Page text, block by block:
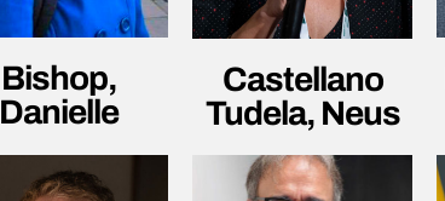
Bishop,
Danielle
Castellano
Tudela, Neus